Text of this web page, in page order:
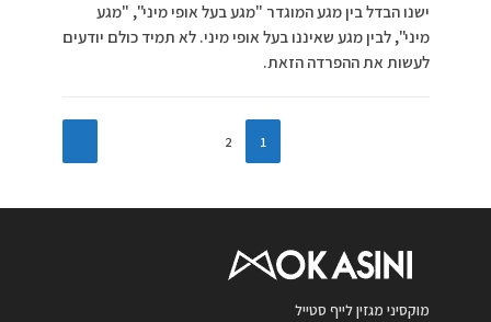
ישנו הבדל בין מגע המוגדר "מגע בעל אופי מיני", "מגע
מיני", לבין מגע שאיננו בעל אופי מיני. לא תמיד כולם יודעים
לעשות את ההפרדה הזאת.
1
2
מוקסיני מגזין לייף סטייל